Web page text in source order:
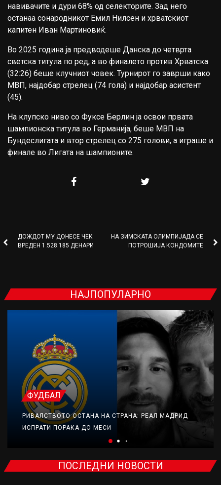
навивачите и дури 68% од селекторите. Зад него
останаа сонародникот Емил Нилсен и хрватскиот
капитен Иван Мартиновиќ.
Во 2025 година ја предводеше Данска до четврта
светска титула по ред, а во финалето против Хрватска
(32:26) беше клучниот човек. Турнирот го заврши како
МВП, најдобар стрелец (74 гола) и најдобар асистент
(45).
На клупско ниво со Фуксе Берлин ја освои првата
шампионска титула во Германија, беше МВП на
Бундеслигата и втор стрелец со 275 голови, а играше и
финале во Лигата на шампионите.
ДОЖДОТ МУ ДОНЕСЕ ЧЕК
ВРЕДЕН 1.528.185 ДЕНАРИ
НА ЗИМСКАТА ОЛИМПИЈАДА СЕ
ПОТРОШИЈА КОНДОМИТЕ
НАЈПОПУЛАРНО
ФУДБАЛ
РИВАЛСТВОТО ОСТАНА НА СТРАНА: РЕАЛ МАДРИД
ИСПРАТИ ПОРАКА ДО МЕСИ
ПОСЛЕДНИ НОВОСТИ